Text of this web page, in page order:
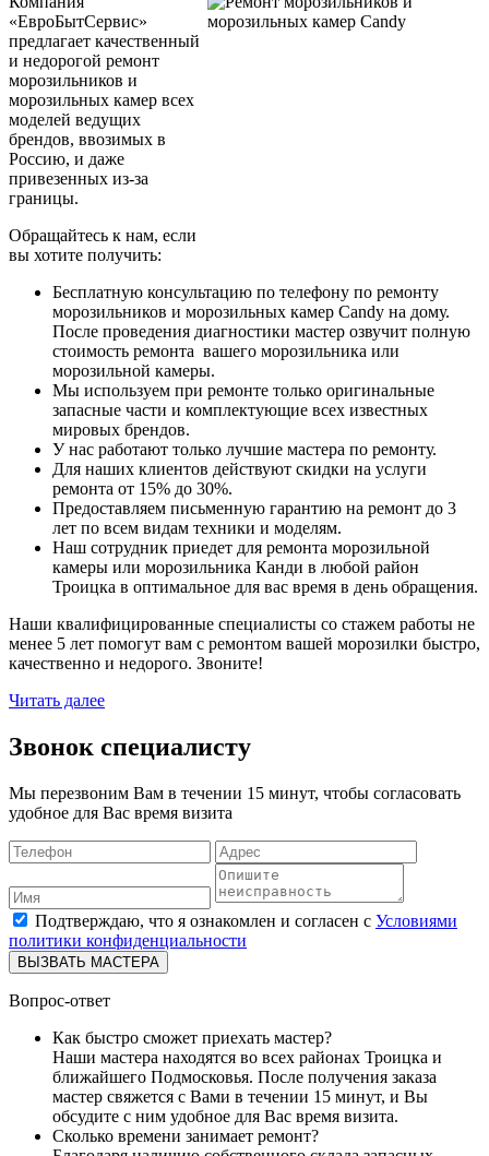
«ЕвроБытСервис»
предлагает качественный
и недорогой ремонт
морозильников и
морозильных камер всех
моделей ведущих
брендов, ввозимых в
Россию, и даже
привезенных из-за
границы.
Обращайтесь к нам, если
вы хотите получить:
Бесплатную консультацию по телефону по ремонту
морозильников и морозильных камер Candy на дому.
После проведения диагностики мастер озвучит полную
стоимость ремонта вашего морозильника или
морозильной камеры.
Мы используем при ремонте только оригинальные
запасные части и комплектующие всех известных
мировых брендов.
У нас работают только лучшие мастера по ремонту.
Для наших клиентов действуют скидки на услуги
ремонта от 15% до 30%.
Предоставляем письменную гарантию на ремонт до 3
лет по всем видам техники и моделям.
Наш сотрудник приедет для ремонта морозильной
камеры или морозильника Канди в любой район
Троицка в оптимальное для вас время в день обращения.
Наши квалифицированные специалисты со стажем работы не
менее 5 лет помогут вам с ремонтом вашей морозилки быстро,
качественно и недорого. Звоните!
Читать далее
Звонок специалисту
Мы перезвоним Вам в течении 15 минут, чтобы согласовать
удобное для Вас время визита
Подтверждаю, что я ознакомлен и согласен с Условиями
политики конфиденциальности
ВЫЗВАТЬ МАСТЕРА
Вопрос-ответ
Как быстро сможет приехать мастер?
Наши мастера находятся во всех районах Троицка и
ближайшего Подмосковья. После получения заказа
мастер свяжется с Вами в течении 15 минут, и Вы
обсудите с ним удобное для Вас время визита.
Сколько времени занимает ремонт?